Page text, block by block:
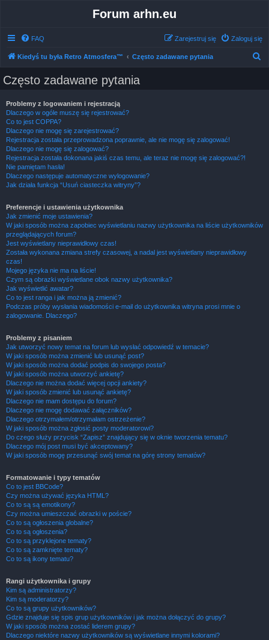
Forum arhn.eu
FAQ Zaloguj się
Zarejestruj się
Kiedyś tu była Retro Atmosfera™ Często zadawane pytania
Często zadawane pytania
Problemy z logowaniem i rejestracją
Dlaczego w ogóle muszę się rejestrować?
Co to jest COPPA?
Dlaczego nie mogę się zarejestrować?
Rejestracja została przeprowadzona poprawnie, ale nie mogę się zalogować!
Dlaczego nie mogę się zalogować?
Rejestracja została dokonana jakiś czas temu, ale teraz nie mogę się zalogować?!
Nie pamiętam hasła!
Dlaczego następuje automatyczne wylogowanie?
Jak działa funkcja “Usuń ciasteczka witryny”?
Preferencje i ustawienia użytkownika
Jak zmienić moje ustawienia?
W jaki sposób można zapobiec wyświetlaniu nazwy użytkownika na liście użytkowników
przeglądających forum?
Jest wyświetlany nieprawidłowy czas!
Została wykonana zmiana strefy czasowej, a nadal jest wyświetlany nieprawidłowy
czas!
Mojego języka nie ma na liście!
Czym są obrazki wyświetlane obok nazwy użytkownika?
Jak wyświetlić awatar?
Co to jest ranga i jak można ją zmienić?
Podczas próby wysłania wiadomości e-mail do użytkownika witryna prosi mnie o
zalogowanie. Dlaczego?
Problemy z pisaniem
Jak utworzyć nowy temat na forum lub wysłać odpowiedź w temacie?
W jaki sposób można zmienić lub usunąć post?
W jaki sposób można dodać podpis do swojego posta?
W jaki sposób można utworzyć ankietę?
Dlaczego nie można dodać więcej opcji ankiety?
W jaki sposób zmienić lub usunąć ankietę?
Dlaczego nie mam dostępu do forum?
Dlaczego nie mogę dodawać załączników?
Dlaczego otrzymałem/otrzymałam ostrzeżenie?
W jaki sposób można zgłosić posty moderatorowi?
Do czego służy przycisk “Zapisz” znajdujący się w oknie tworzenia tematu?
Dlaczego mój post musi być akceptowany?
W jaki sposób mogę przesunąć swój temat na górę strony tematów?
Formatowanie i typy tematów
Co to jest BBCode?
Czy można używać języka HTML?
Co to są są emotikony?
Czy można umieszczać obrazki w poście?
Co to są ogłoszenia globalne?
Co to są ogłoszenia?
Co to są przyklejone tematy?
Co to są zamknięte tematy?
Co to są ikony tematu?
Rangi użytkownika i grupy
Kim są administratorzy?
Kim są moderatorzy?
Co to są grupy użytkowników?
Gdzie znajduje się spis grup użytkowników i jak można dołączyć do grupy?
W jaki sposób można zostać liderem grupy?
Dlaczego niektóre nazwy użytkowników są wyświetlane innymi kolorami?